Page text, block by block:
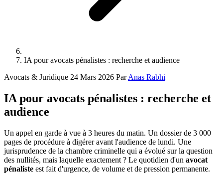
IA pour avocats pénalistes : recherche et audience
Avocats & Juridique 24 Mars 2026 ParAnas Rabhi
IA pour avocats pénalistes : recherche et
audience
Un appel en garde à vue à 3 heures du matin. Un dossier de 3 000
pages de procédure à digérer avant l'audience de lundi. Une
jurisprudence de la chambre criminelle qui a évolué sur la question
des nullités, mais laquelle exactement ? Le quotidien d'un avocat
pénaliste est fait d'urgence, de volume et de pression permanente.